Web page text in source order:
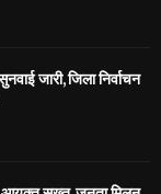
जारी, जिला निर्वाचन